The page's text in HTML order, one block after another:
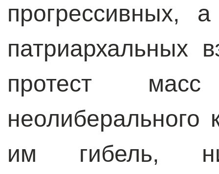
прогрессивных,
патриархальных
протест
неолиберального
им гибель,